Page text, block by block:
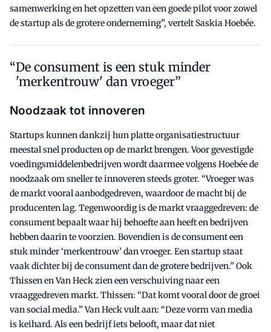
samenwerking en het opzetten van een goede pilot voor zowel
de startup als de grotere onderneming”, vertelt Saskia Hoebée.
De consument is een stuk minder
'merkentrouw' dan vroeger”
Noodzaak tot innoveren
Startups kunnen dankzij hun platte organisatiestructuur
meestal snel producten op de markt brengen. Voor gevestigde
voedingsmiddelenbedrijven wordt daarmee volgens Hoebée de
noodzaak om sneller te innoveren steeds groter. “Vroeger was
de markt vooral aanbodgedreven, waardoor de macht bij de
producenten lag. Tegenwoordig is de markt vraaggedreven: de
consument bepaalt waar hij behoefte aan heeft en bedrijven
hebben daarin te voorzien. Bovendien is de consument een
stuk minder ‘merkentrouw’ dan vroeger. Een startup staat
vaak dichter bij de consument dan de grotere bedrijven.” Ook
Thissen en Van Heck zien een verschuiving naar een
vraaggedreven markt. Thissen: “Dat komt vooral door de groei
van social media.” Van Heck vult aan: “Deze vorm van media
is keihard. Als een bedrijf iets belooft, maar dat niet